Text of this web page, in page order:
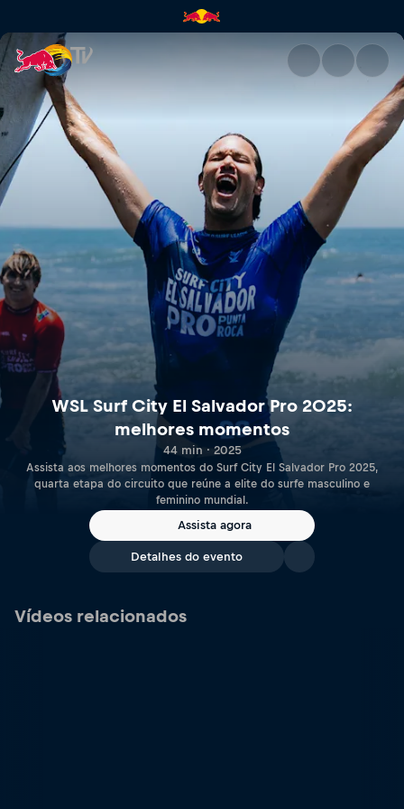
WSL Surf City El Salvador
WSL Surf City El Salvador Pro 2025:
melhores momentos
44 min · 2025
Assista aos melhores momentos do Surf City El Salvador Pro 2025,
quarta etapa do circuito que reúne a elite do surfe masculino e
feminino mundial.
Assista agora
Detalhes do evento
Vídeos relacionados